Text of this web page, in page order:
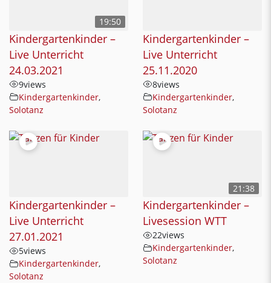
19:50
Kindergartenkinder –
Live Unterricht
24.03.2021
9views
Kindergartenkinder,
Solotanz
Kindergartenkinder –
Live Unterricht
25.11.2020
8views
Kindergartenkinder,
Solotanz
Kindergartenkinder –
Live Unterricht
27.01.2021
5views
Kindergartenkinder,
Solotanz
21:38
Kindergartenkinder –
Livesession WTT
22views
Kindergartenkinder,
Solotanz